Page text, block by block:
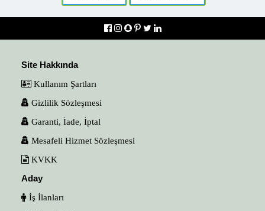
Site Hakkında
Kullanım Şartları
Gizlilik Sözleşmesi
Garanti, İade, İptal
Mesafeli Hizmet Sözleşmesi
KVKK
Aday
İş İlanları